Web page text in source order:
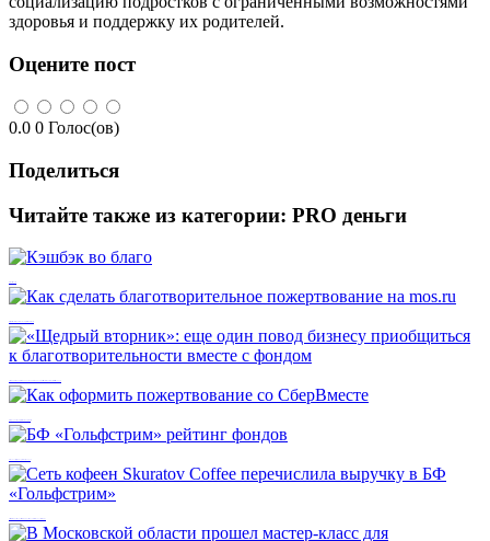
здоровья и поддержку их родителей.
Оцените пост
0.0 0 Голос(ов)
Поделиться
Читайте также из категории: PRO деньги